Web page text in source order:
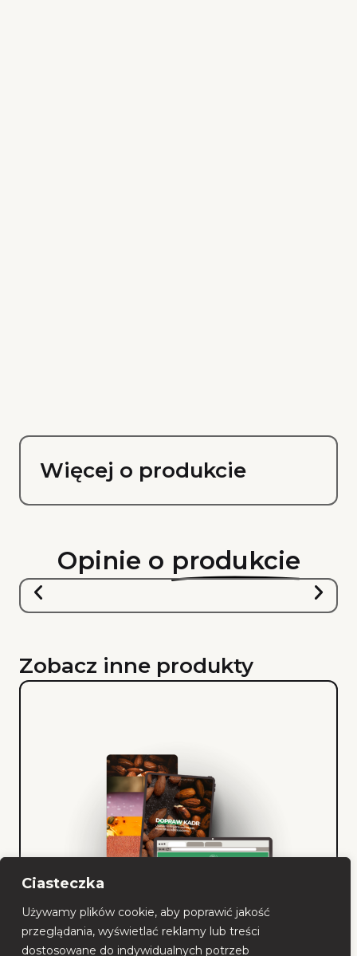
Ciasteczka
Używamy plików cookie, aby poprawić jakość
przeglądania, wyświetlać reklamy lub treści
dostosowane do indywidualnych potrzeb
Więcej o produkcie
Opinie o produkcie
Zobacz inne produkty